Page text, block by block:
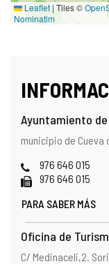
Leaflet | Tiles ©
Nominatim
Ayuntamiento
Dirección
Dirección
municipio de Cueva
Teléfonos
976 646 015
Fax 976 646 015
PARA SABER MÁS
Oficina de
Dirección
Dirección
C/ Medinaceli,2.